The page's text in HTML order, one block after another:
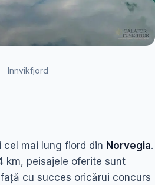
Innvikfjord
mai lung fiord din Norvegia.
km, peisajele oferite sunt
cu succes oricărui concurs